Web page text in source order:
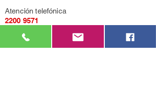
Atención telefónica
2200 9571